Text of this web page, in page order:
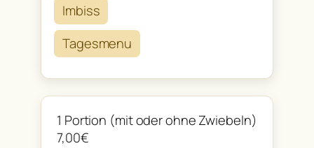
Imbiss
Tagesmenu
1 Portion (mit oder ohne Zwiebeln)
7,00€